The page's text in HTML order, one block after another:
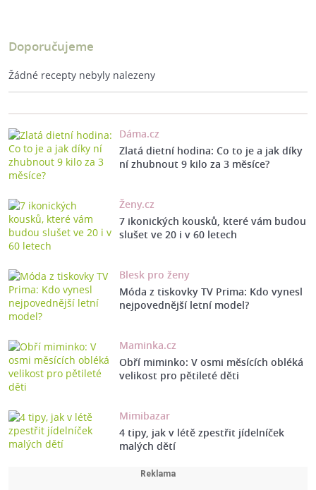
Doporučujeme
Žádné recepty nebyly nalezeny
Dáma.cz
Zlatá dietní hodina: Co to je a jak díky
ní zhubnout 9 kilo za 3 měsíce?
Ženy.cz
7 ikonických kousků, které vám budou
slušet ve 20 i v 60 letech
Blesk pro ženy
Móda z tiskovky TV Prima: Kdo vynesl
nejpovednější letní model?
Maminka.cz
Obří miminko: V osmi měsících obléká
velikost pro pětileté děti
Mimibazar
4 tipy, jak v létě zpestřit jídelníček
malých dětí